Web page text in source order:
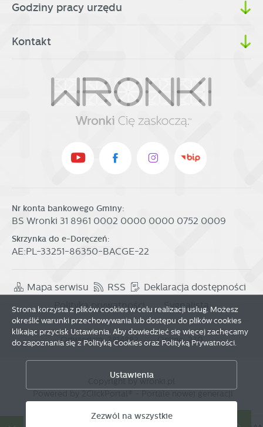
Godziny pracy urzędu
Kontakt
Nr konta bankowego Gminy:
BS Wronki 31 8961 0002 0000 0000 0752 0009
Skrzynka do e-Doręczeń:
AE:PL-33251-86350-BACGE-22
Mapa serwisu RSS
Deklaracja dostępności
Polityka prywatności
Sygnalista
Odwiedzin: 3814882 Online: 230
Strona korzysta z plików cookies w celu realizacji usług. Możesz
określić warunki przechowywania lub dostępu do plików cookies
klikając przycisk Ustawienia. Aby dowiedzieć się więcej zachęcamy
do zapoznania się z Polityką Cookies oraz Polityką Prywatności.
Ustawienia
Zezwól na wszystkie
Zezwól na wszystkie